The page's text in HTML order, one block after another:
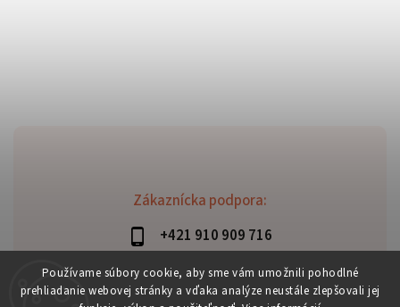
Používame súbory cookie, aby sme vám umožnili pohodlné
prehliadanie webovej stránky a vďaka analýze neustále zlepšovali jej
Zákaznícka podpora:
+421 910 909 716
lubomir.haraus@alterbike.sk